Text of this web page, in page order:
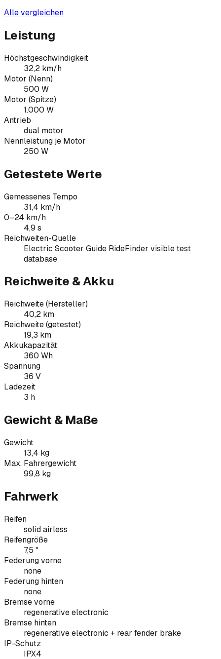
Alle vergleichen
Leistung
Höchstgeschwindigkeit
32,2 km/h
Motor (Nenn)
500 W
Motor (Spitze)
1.000 W
Antrieb
dual motor
Nennleistung je Motor
250 W
Getestete Werte
Gemessenes Tempo
31,4 km/h
0–24 km/h
4,9 s
Reichweiten-Quelle
Electric Scooter Guide RideFinder visible test
database
Reichweite & Akku
Reichweite (Hersteller)
40,2 km
Reichweite (getestet)
19,3 km
Akkukapazität
360 Wh
Spannung
36 V
Ladezeit
3 h
Gewicht & Maße
Gewicht
13,4 kg
Max. Fahrergewicht
99,8 kg
Fahrwerk
Reifen
solid airless
Reifengröße
7,5 "
Federung vorne
none
Federung hinten
none
Bremse vorne
regenerative electronic
Bremse hinten
regenerative electronic + rear fender brake
IP-Schutz
IPX4